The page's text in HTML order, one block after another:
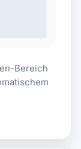
Bereich